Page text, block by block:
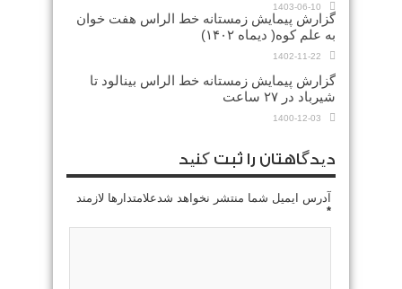
1403-06-10
گزارش پیمایش زمستانه خط الراس هفت خوان
به علم کوه( دیماه ۱۴۰۲)
1402-11-22
گزارش پیمایش زمستانه خط الراس بینالود تا
شیرباد در ۲۷ ساعت
1400-12-03
دیدگاهتان را ثبت کنید
آدرس ایمیل شما منتشر نخواهد شدعلامتدارها لازمند
*